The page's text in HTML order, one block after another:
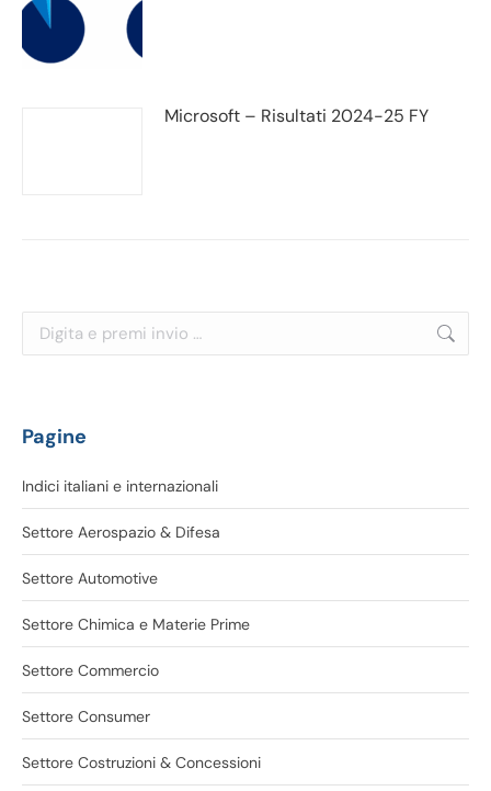
Microsoft – Risultati 2024-25 FY
Cerca:
Pagine
Indici italiani e internazionali
Settore Aerospazio & Difesa
Settore Automotive
Settore Chimica e Materie Prime
Settore Commercio
Settore Consumer
Settore Costruzioni & Concessioni